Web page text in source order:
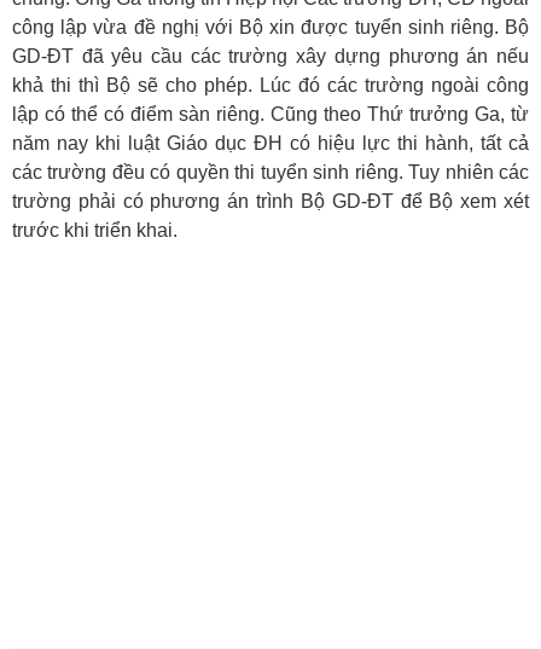
công lập vừa đề nghị với Bộ xin được tuyển sinh riêng. Bộ
GD-ĐT đã yêu cầu các trường xây dựng phương án nếu
khả thi thì Bộ sẽ cho phép. Lúc đó các trường ngoài công
lập có thể có điểm sàn riêng. Cũng theo Thứ trưởng Ga, từ
năm nay khi luật Giáo dục ĐH có hiệu lực thi hành, tất cả
các trường đều có quyền thi tuyển sinh riêng. Tuy nhiên các
trường phải có phương án trình Bộ GD-ĐT để Bộ xem xét
trước khi triển khai.